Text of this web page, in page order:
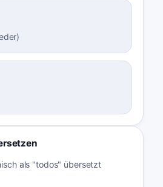
)
als "todos" übersetzt